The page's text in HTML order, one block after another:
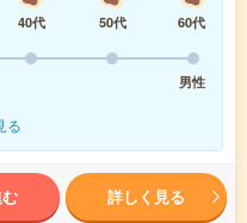
40代 50代
60代
男性
る
詳しく見る